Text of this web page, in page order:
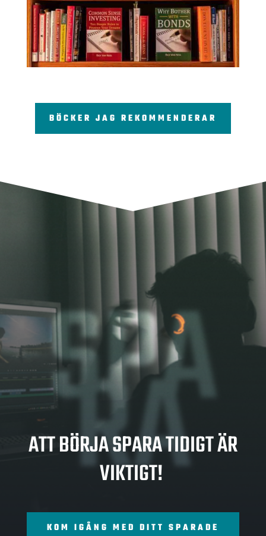
BÖCKER JAG REKOMMENDERAR
SPA
RA
ATT BÖRJA SPARA TIDIGT ÄR
VIKTIGT!
KOM IGÅNG MED DITT SPARADE